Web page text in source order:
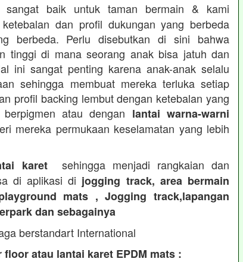
sangat baik untuk taman bermain & kami
dan profil dukungan yang berbeda
berbeda. Perlu disebutkan di sini bahwa
tinggi di mana seorang anak bisa jatuh dan
ini sangat penting karena anak-anak selalu
sehingga membuat mereka terluka setiap
profil backing lembut dengan ketebalan yang
atau dengan lantai warna-warni
mereka permukaan keselamatan yang lebih
karetsehingga menjadi rangkaian dan
di aplikasi di jogging track, area bermain
mats , Jogging track,lapangan
dan sebagainya
berstandart International
atau lantai karet EPDM mats :